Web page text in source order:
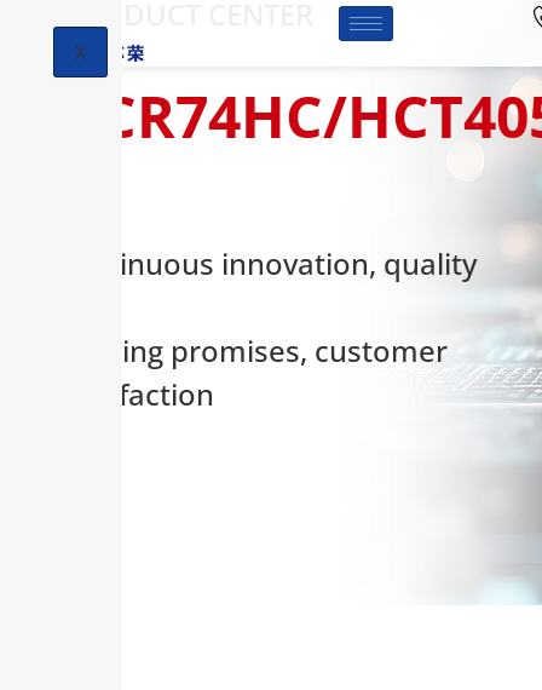
X
HCR74HC/
Continuous innovation, quality
keeping promises, customer
satisfaction